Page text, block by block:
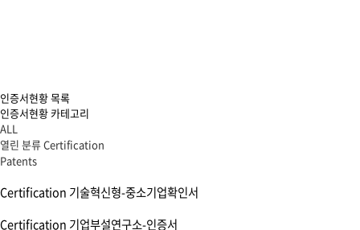
인증서현황 목록
인증서현황 카테고리
ALL
열린 분류 Certification
Patents
Certification 기술혁신형-중소기업확인서
Certification 기업부설연구소-인증서